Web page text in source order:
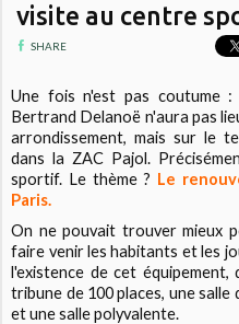
visite au centre
SHARE
Une fois n'est pas coutume
Bertrand Delanoë n'aura pas
arrondissement, mais sur le
dans la ZAC Pajol.
sportif. Le thème ? Le
Paris.
On ne pouvait trouver mieux
faire venir les habitants et les
l'existence de cet équipement,
tribune de 100 places, une salle
et une salle polyvalente.